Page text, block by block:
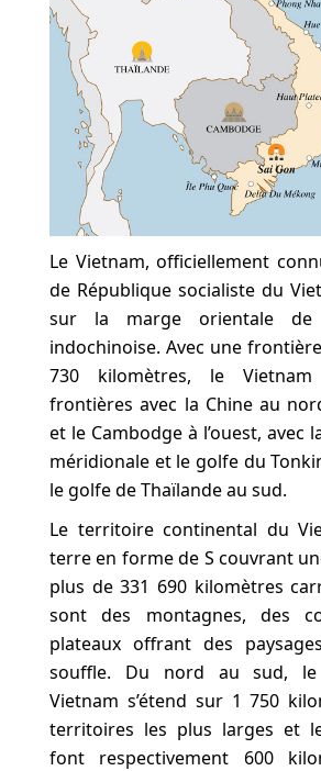
Le Vietnam, officiellement
de République socialiste du
sur la marge orientale de
indochinoise. Avec une
730 kilomètres, le
frontières avec la Chine au
et le Cambodge à l’ouest, avec
méridionale et le golfe du
le golfe de Thaïlande au sud.
Le territoire continental du
terre en forme de S couvrant
plus de 331 690 kilomètres
sont des montagnes, des
plateaux offrant des
souffle. Du nord au sud,
Vietnam s’étend sur 1 750
territoires les plus larges et
font respectivement 600